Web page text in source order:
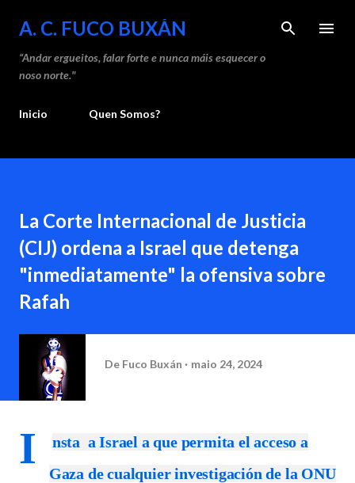
Saltar ao contido principal
A. C. FUCO BUXÁN
“Andar ergueitos, falar forte e nunca máis esquecer o
noso norte."
Inicio Quen Somos?
La Corte Internacional de Justicia
(CIJ) ordena a Israel que detenga
"inmediatamente" la ofensiva sobre
Rafah
De Fuco Buxán maio 24, 2024
I
nsta a Israel a que permita el acceso a
Gaza de cualquier investigación de la ONU